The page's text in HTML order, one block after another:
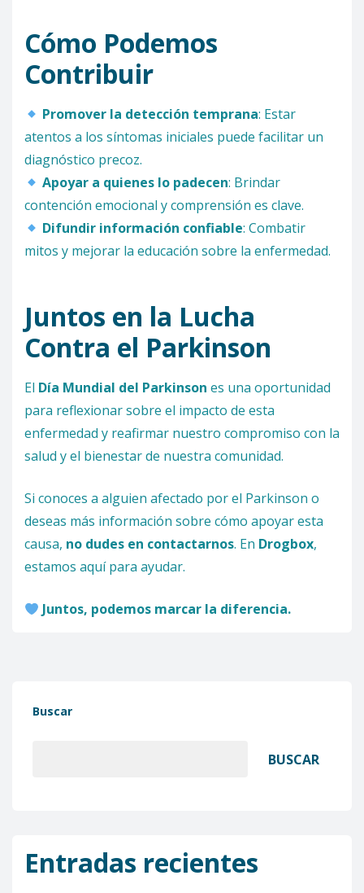
Cómo Podemos
Contribuir
Promover la detección temprana: Estar
atentos a los síntomas iniciales puede facilitar un
diagnóstico precoz.
Apoyar a quienes lo padecen: Brindar
contención emocional y comprensión es clave.
Difundir información confiable: Combatir
mitos y mejorar la educación sobre la enfermedad.
Juntos en la Lucha
Contra el Parkinson
El Día Mundial del Parkinson es una oportunidad
para reflexionar sobre el impacto de esta
enfermedad y reafirmar nuestro compromiso con la
salud y el bienestar de nuestra comunidad.
Si conoces a alguien afectado por el Parkinson o
deseas más información sobre cómo apoyar esta
causa, no dudes en contactarnos. En Drogbox,
estamos aquí para ayudar.
Juntos, podemos marcar la diferencia.
Buscar
BUSCAR
Entradas recientes